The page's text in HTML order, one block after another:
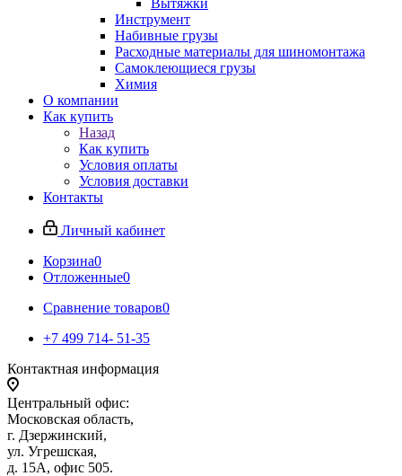
Вытяжки
Инструмент
Набивные грузы
Расходные материалы для шиномонтажа
Самоклеющиеся грузы
Химия
О компании
Как купить
Назад
Как купить
Условия оплаты
Условия доставки
Контакты
Личный кабинет
Корзина0
Отложенные0
Сравнение товаров0
+7 499 714- 51-35
Контактная информация
Центральный офис:
Московская область,
г. Дзержинский,
ул. Угрешская,
д. 15А, офис 505.